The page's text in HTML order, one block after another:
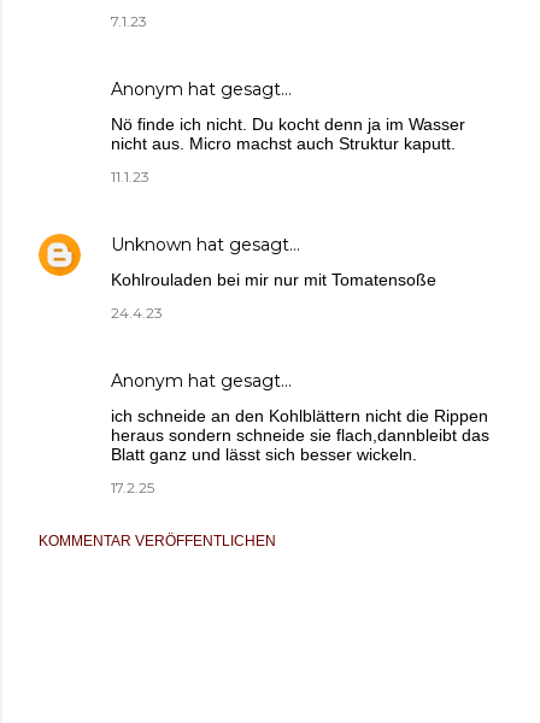
7.1.23
Anonym hat gesagt…
Nö finde ich nicht. Du kocht denn ja im Wasser
nicht aus. Micro machst auch Struktur kaputt.
11.1.23
Unknown hat gesagt…
Kohlrouladen bei mir nur mit Tomatensoße
24.4.23
Anonym hat gesagt…
ich schneide an den Kohlblättern nicht die Rippen
heraus sondern schneide sie flach,dannbleibt das
Blatt ganz und lässt sich besser wickeln.
17.2.25
KOMMENTAR VERÖFFENTLICHEN